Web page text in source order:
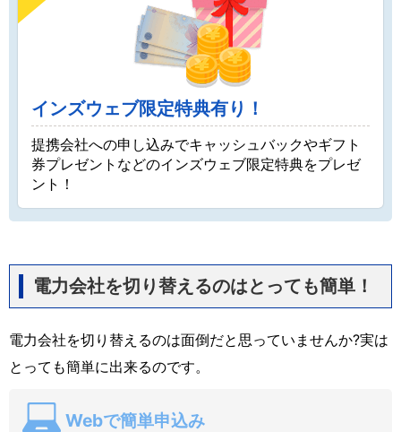
インズウェブ限定特典有り！
提携会社への申し込みでキャッシュバックやギフト
券プレゼントなどのインズウェブ限定特典をプレゼ
ント！
電力会社を切り替えるのはとっても簡単！
電力会社を切り替えるのは面倒だと思っていませんか?実は
とっても簡単に出来るのです。
Webで簡単申込み